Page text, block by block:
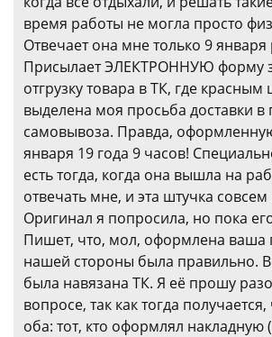
время работы не могла просто
Отвечает она мне только 9
Присылает ЭЛЕКТРОННУЮ форму
отгрузку товара в ТК, где
выделена моя просьба доставки в
самовывоза. Правда,
января 19 года 9 часов!
есть тогда, когда она вышла на
отвечать мне, и эта штучка
Оригинал я попросила, но пока
Пишет, что, мол, оформлена ваша
нашей стороны была правильно.
была навязана ТК. Я её прошу
вопросе, так как тогда
оба: тот, кто оформлял накладную